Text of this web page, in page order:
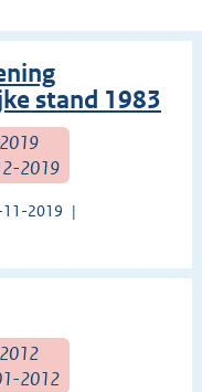
stand 1983
2019
2019
2012